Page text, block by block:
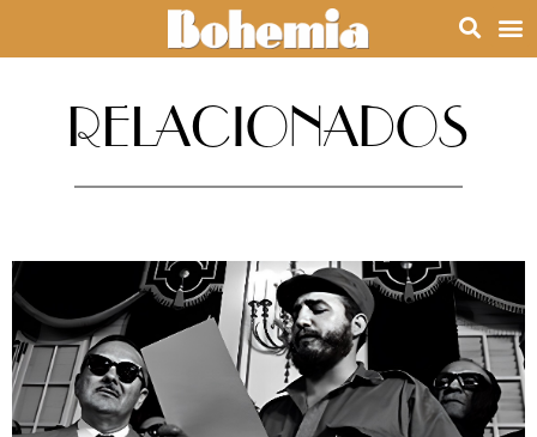
RELACIONADOS